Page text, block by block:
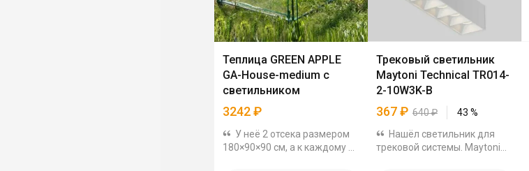
Теплица GREEN APPLE
GA-House-medium с
светильником
3242₽
У неё 2 отсека размером
180×90×90 см, а к каждому из
Трековый светильник
Maytoni Technical TR014-
2-10W3K-B
367₽ 640₽ 43 %
Нашёл светильник для
трековой системы. Maytoni